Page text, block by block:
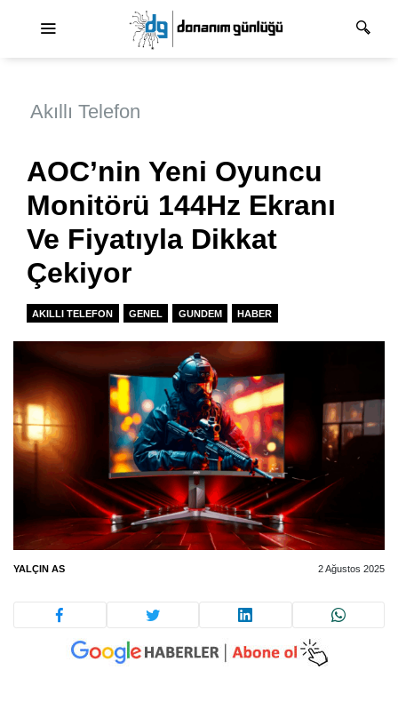
Akıllı Telefon
AOC’nin Yeni Oyuncu
Monitörü 144Hz Ekranı
Ve Fiyatıyla Dikkat
Çekiyor
AKILLI TELEFON GENEL GUNDEM HABER
YALÇIN AS 2 Ağustos 2025